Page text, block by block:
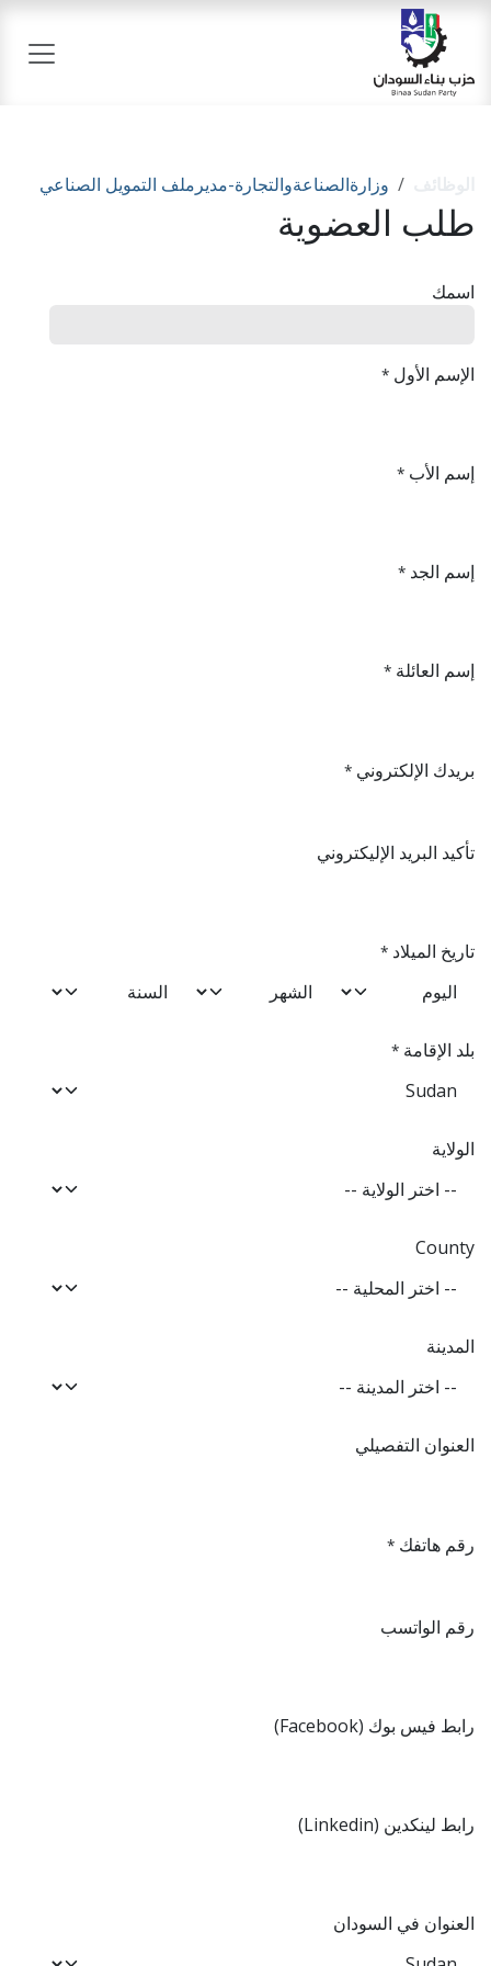
تخطي للذهاب إلى المحتوى
وزارةالصناعةوالتجارة-مديرملف التمويل الصناعي
طلب العضوية
اسمك
الإسم الأول *
إسم الأب *
إسم الجد *
إسم العائلة *
بريدك الإلكتروني *
تأكيد البريد الإليكتروني
تاريخ الميلاد *
بلد الإقامة *
الولاية
County
المدينة
العنوان التفصيلي
رقم هاتفك *
رقم الواتسب
رابط فيس بوك (Facebook)
رابط لينكدين (Linkedin)
العنوان في السودان